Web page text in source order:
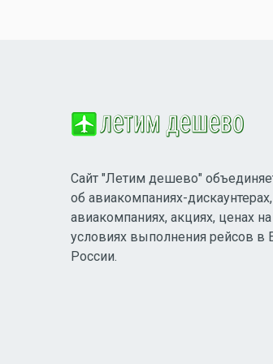
Сайт "Летим дешево"
об авиакомпаниях-
авиакомпаниях, акциях, ценах
условиях выполнения рейсов в
России.